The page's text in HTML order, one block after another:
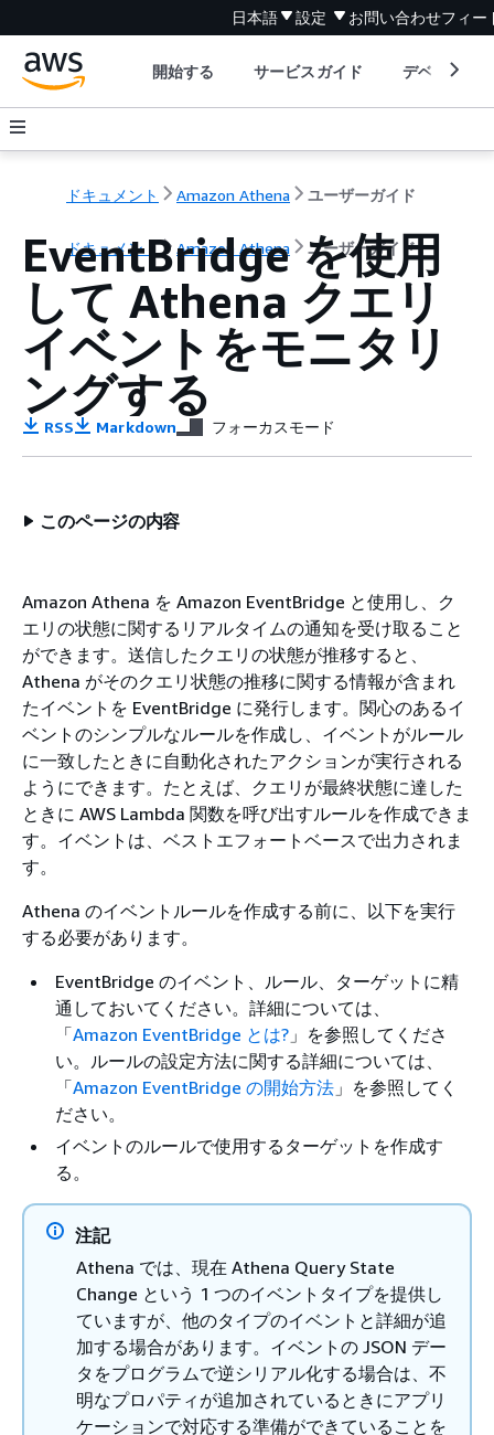
日本語 設定 お問い合わせフィー
開始する サービスガイド デベロッパ
ドキュメント Amazon Athena ユーザーガイド
ドキュメント Amazon Athena ユーザーガイド
EventBridge を使用
して Athena クエリ
イベントをモニタリ
ングする
RSS Markdown フォーカスモード
このページの内容
Amazon Athena を Amazon EventBridge と使用し、ク
エリの状態に関するリアルタイムの通知を受け取ること
ができます。送信したクエリの状態が推移すると、
Athena がそのクエリ状態の推移に関する情報が含まれ
たイベントを EventBridge に発行します。関心のあるイ
ベントのシンプルなルールを作成し、イベントがルール
に一致したときに自動化されたアクションが実行される
ようにできます。たとえば、クエリが最終状態に達した
ときに AWS Lambda 関数を呼び出すルールを作成できま
す。イベントは、ベストエフォートベースで出力されま
す。
Athena のイベントルールを作成する前に、以下を実行
する必要があります。
EventBridge のイベント、ルール、ターゲットに精
通しておいてください。詳細については、
「Amazon EventBridge とは? 」を参照してくださ
い。ルールの設定方法に関する詳細については、
「Amazon EventBridge の開始方法 」を参照してく
ださい。
イベントのルールで使用するターゲットを作成す
る。
注記
Athena では、現在 Athena Query State
Change という 1 つのイベントタイプを提供し
ていますが、他のタイプのイベントと詳細が追
加する場合があります。イベントの JSON デー
タをプログラムで逆シリアル化する場合は、不
明なプロパティが追加されているときにアプリ
ケーションで対応する準備ができていることを